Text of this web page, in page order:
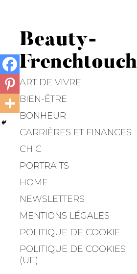
Beauty-
Frenchtouch
ART DE VIVRE
BIEN-ÊTRE
BONHEUR
CARRIÈRES ET FINANCES
CHIC
PORTRAITS
HOME
NEWSLETTERS
MENTIONS LÉGALES
POLITIQUE DE COOKIE
POLITIQUE DE COOKIES
(UE)